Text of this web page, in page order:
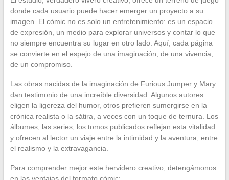
donde cada usuario puede hacer emerger un proyecto a su
imagen. El cómic no es solo un entretenimiento: es un espacio
de expresión, un medio para explorar universos y contar lo que
no siempre encuentra su lugar en otro lado. Aquí, cada página
se convierte en el espejo de una imaginación, de una vivencia,
de un compromiso.
Las obras nacidas de la imaginación de Furious Jumper y Mary
dan testimonio de una increíble diversidad. Algunos autores
eligen la ligereza del humor, otros prefieren sumergirse en la
crónica realista o la sátira, a veces con un toque de ternura. Los
álbumes, las series, los tomos publicados reflejan esta vitalidad
y ofrecen al lector un viaje entre la intimidad y la aventura, entre
el realismo y la extravagancia.
Para comprender mejor este hervidero creativo, detengámonos